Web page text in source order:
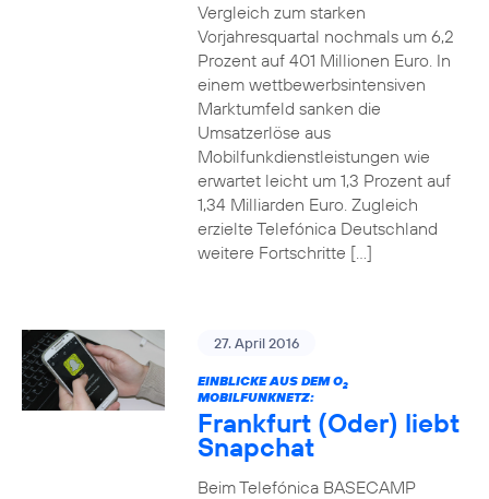
Vergleich zum starken
Vorjahresquartal nochmals um 6,2
Prozent auf 401 Millionen Euro. In
einem wettbewerbsintensiven
Marktumfeld sanken die
Umsatzerlöse aus
Mobilfunkdienstleistungen wie
erwartet leicht um 1,3 Prozent auf
1,34 Milliarden Euro. Zugleich
erzielte Telefónica Deutschland
weitere Fortschritte […]
27. April 2016
EINBLICKE AUS DEM O2
MOBILFUNKNETZ:
Frankfurt (Oder) liebt
Snapchat
Beim Telefónica BASECAMP